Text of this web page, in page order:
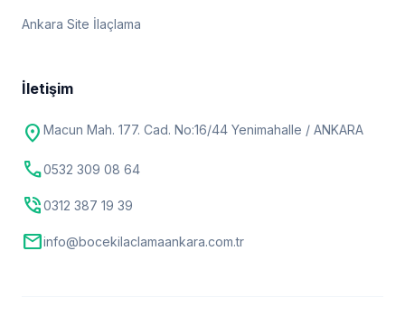
Ankara Site İlaçlama
İletişim
location_on Macun Mah. 177. Cad. No:16/44 Yenimahalle / ANKARA
call0532 309 08 64
phone_in_talk0312 387 19 39
mailinfo@bocekilaclamaankara.com.tr